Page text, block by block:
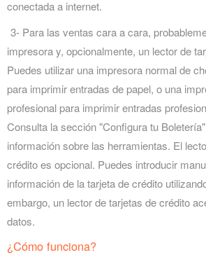
conectada a internet.
3- Para las ventas cara a cara,
impresora y, opcionalmente, un lector de
Puedes utilizar una impresora normal de
para imprimir entradas de papel, o una
profesional para imprimir entradas
Consulta la sección "Configura tu
información sobre las herramientas. El
crédito es opcional. Puedes introducir
información de la tarjeta de crédito
embargo, un lector de tarjetas de crédito
datos.
¿Cómo funciona?